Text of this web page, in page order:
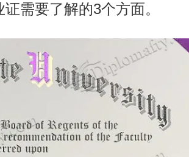
需要了解的3个方面。